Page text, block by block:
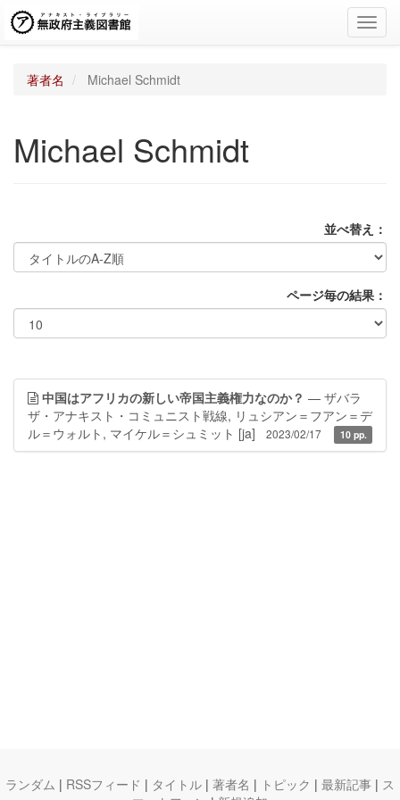
著者名 Michael Schmidt
Michael Schmidt
並べ替え：
ページ毎の結果：
中国はアフリカの新しい帝国主義権力なのか？ — ザバラ
ザ・アナキスト・コミュニスト戦線, リュシアン＝フアン＝デ
ル＝ウォルト, マイケル＝シュミット [ja] 2023/02/17 10 pp.
ランダム | RSSフィード | タイトル | 著者名 | トピック | 最新記事 | ス